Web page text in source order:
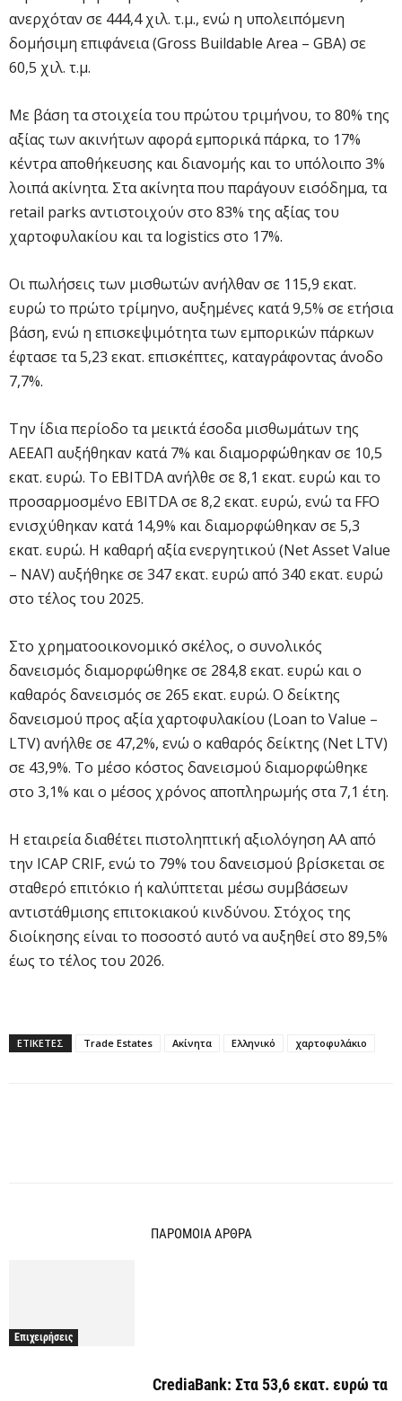
ανερχόταν σε 444,4 χιλ. τ.μ., ενώ η υπολειπόμενη
δομήσιμη επιφάνεια (Gross Buildable Area – GBA) σε
60,5 χιλ. τ.μ.
Με βάση τα στοιχεία του πρώτου τριμήνου, το 80% της
αξίας των ακινήτων αφορά εμπορικά πάρκα, το 17%
κέντρα αποθήκευσης και διανομής και το υπόλοιπο 3%
λοιπά ακίνητα. Στα ακίνητα που παράγουν εισόδημα, τα
retail parks αντιστοιχούν στο 83% της αξίας του
χαρτοφυλακίου και τα logistics στο 17%.
Οι πωλήσεις των μισθωτών ανήλθαν σε 115,9 εκατ.
ευρώ το πρώτο τρίμηνο, αυξημένες κατά 9,5% σε ετήσια
βάση, ενώ η επισκεψιμότητα των εμπορικών πάρκων
έφτασε τα 5,23 εκατ. επισκέπτες, καταγράφοντας άνοδο
7,7%.
Την ίδια περίοδο τα μεικτά έσοδα μισθωμάτων της
ΑΕΕΑΠ αυξήθηκαν κατά 7% και διαμορφώθηκαν σε 10,5
εκατ. ευρώ. Το EBITDA ανήλθε σε 8,1 εκατ. ευρώ και το
προσαρμοσμένο EBITDA σε 8,2 εκατ. ευρώ, ενώ τα FFO
ενισχύθηκαν κατά 14,9% και διαμορφώθηκαν σε 5,3
εκατ. ευρώ. Η καθαρή αξία ενεργητικού (Net Asset Value
– NAV) αυξήθηκε σε 347 εκατ. ευρώ από 340 εκατ. ευρώ
στο τέλος του 2025.
Στο χρηματοοικονομικό σκέλος, ο συνολικός
δανεισμός διαμορφώθηκε σε 284,8 εκατ. ευρώ και ο
καθαρός δανεισμός σε 265 εκατ. ευρώ. Ο δείκτης
δανεισμού προς αξία χαρτοφυλακίου (Loan to Value –
LTV) ανήλθε σε 47,2%, ενώ ο καθαρός δείκτης (Net LTV)
σε 43,9%. Το μέσο κόστος δανεισμού διαμορφώθηκε
στο 3,1% και ο μέσος χρόνος αποπληρωμής στα 7,1 έτη.
Η εταιρεία διαθέτει πιστοληπτική αξιολόγηση ΑΑ από
την ICAP CRIF, ενώ το 79% του δανεισμού βρίσκεται σε
σταθερό επιτόκιο ή καλύπτεται μέσω συμβάσεων
αντιστάθμισης επιτοκιακού κινδύνου. Στόχος της
διοίκησης είναι το ποσοστό αυτό να αυξηθεί στο 89,5%
έως το τέλος του 2026.
ΕΤΙΚΕΤΕΣ Trade Estates Ακίνητα Ελληνικό χαρτοφυλάκιο
ΠΑΡΟΜΟΙΑ ΑΡΘΡΑ
Επιχειρήσεις
CrediaBank: Στα 53,6 εκατ. ευρώ τα